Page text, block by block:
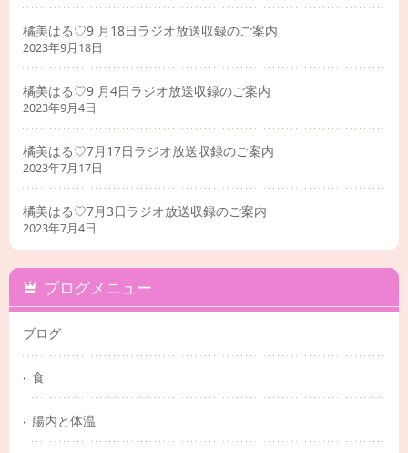
橘美はる♡9 月18日ラジオ放送収録のご案内
2023年9月18日
橘美はる♡9 月4日ラジオ放送収録のご案内
2023年9月4日
橘美はる♡7月17日ラジオ放送収録のご案内
2023年7月17日
橘美はる♡7月3日ラジオ放送収録のご案内
2023年7月4日
ブログメニュー
ブログ
食
腸内と体温